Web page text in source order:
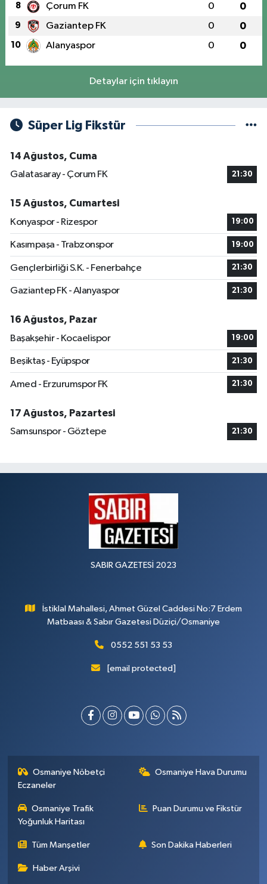
8 Çorum FK 0 0
9 Gaziantep FK 0 0
10 Alanyaspor 0 0
Detaylar için tıklayın
Süper Lig Fikstür
14 Ağustos, Cuma
Galatasaray - Çorum FK
21:30
15 Ağustos, Cumartesi
Konyaspor - Rizespor
19:00
Kasımpaşa - Trabzonspor 19:00
Gençlerbirliği S.K. - Fenerbahçe 21:30
Gaziantep FK - Alanyaspor 21:30
16 Ağustos, Pazar
Başakşehir - Kocaelispor
19:00
Beşiktaş - Eyüpspor 21:30
Amed - Erzurumspor FK 21:30
17 Ağustos, Pazartesi
Samsunspor - Göztepe
21:30
SABIR GAZETESİ 2023
İstiklal Mahallesi, Ahmet Güzel Caddesi No:7 Erdem
Matbaası & Sabır Gazetesi Düziçi/Osmaniye
0552 551 53 53
[email protected]
Osmaniye Nöbetçi
Eczaneler
Osmaniye Hava Durumu
Osmaniye Trafik
Yoğunluk Haritası
Puan Durumu ve Fikstür
Tüm Manşetler Son Dakika Haberleri
Haber Arşivi